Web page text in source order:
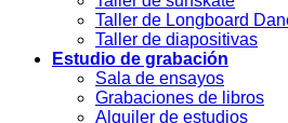
Taller de Longboard
Taller de diapositivas
Estudio de grabación
Sala de ensayos
Grabaciones de libros
Alquiler de estudios